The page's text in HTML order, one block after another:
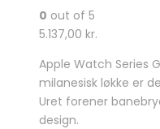
0 out of 5
5.137,00 kr.
Apple Watch Series
milanesisk løkke er
Uret forener
design.